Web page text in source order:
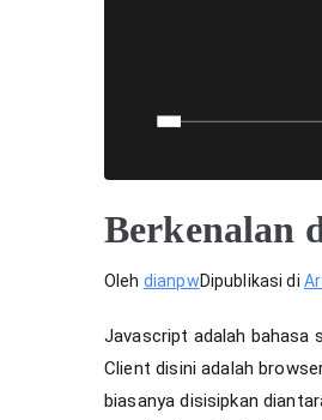
Berkenalan
Oleh dianpwDipublikasi di
Javascript adalah bahasa
Client disini adalah
biasanya disisipkan